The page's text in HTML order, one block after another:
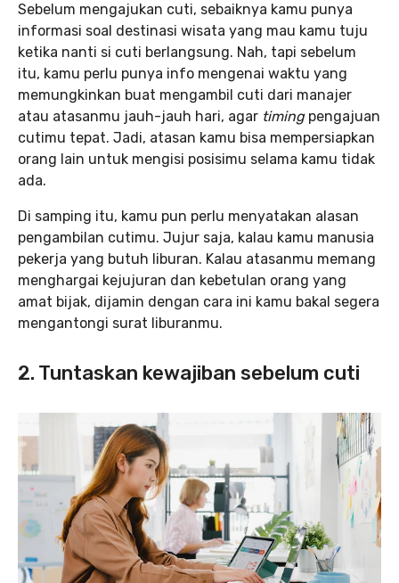
Sebelum mengajukan cuti, sebaiknya kamu punya
informasi soal destinasi wisata yang mau kamu tuju
ketika nanti si cuti berlangsung. Nah, tapi sebelum
itu, kamu perlu punya info mengenai waktu yang
memungkinkan buat mengambil cuti dari manajer
atau atasanmu jauh-jauh hari, agar timingpengajuan
cutimu tepat. Jadi, atasan kamu bisa mempersiapkan
orang lain untuk mengisi posisimu selama kamu tidak
ada.
Di samping itu, kamu pun perlu menyatakan alasan
pengambilan cutimu. Jujur saja, kalau kamu manusia
pekerja yang butuh liburan. Kalau atasanmu memang
menghargai kejujuran dan kebetulan orang yang
amat bijak, dijamin dengan cara ini kamu bakal segera
mengantongi surat liburanmu.
2. Tuntaskan kewajiban sebelum cuti